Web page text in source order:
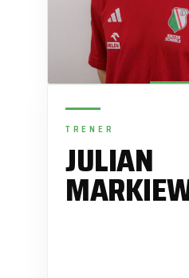
TRENER
JULIAN